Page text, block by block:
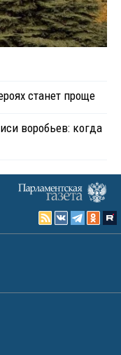
станет проще
воробьев: когда